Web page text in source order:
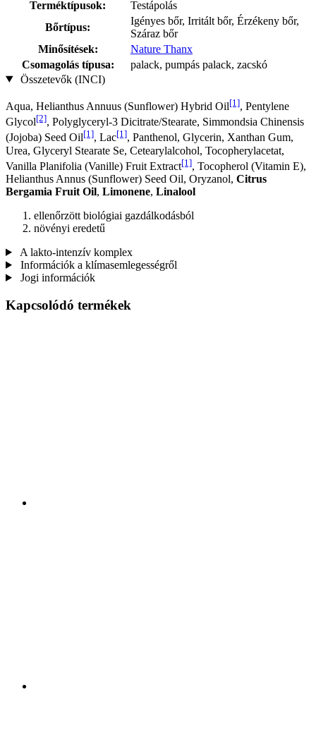
Terméktípusok:
Testápolás
Bőrtípus:
Igényes bőr, Irritált bőr, Érzékeny bőr,
Száraz bőr
Minősítések:
Nature Thanx
Csomagolás típusa:
palack, pumpás palack, zacskó
Összetevők (INCI)
Aqua, Helianthus Annuus (Sunflower) Hybrid Oil[1], Pentylene
Glycol[2], Polyglyceryl-3 Dicitrate/Stearate, Simmondsia Chinensis
(Jojoba) Seed Oil[1], Lac[1], Panthenol, Glycerin, Xanthan Gum,
Urea, Glyceryl Stearate Se, Cetearylalcohol, Tocopherylacetat,
Vanilla Planifolia (Vanille) Fruit Extract[1], Tocopherol (Vitamin E),
Helianthus Annus (Sunflower) Seed Oil, Oryzanol, Citrus
Bergamia Fruit Oil, Limonene, Linalool
ellenőrzött biológiai gazdálkodásból
növényi eredetű
A lakto-intenzív komplex
Információk a klímasemlegességről
Jogi információk
Kapcsolódó termékek